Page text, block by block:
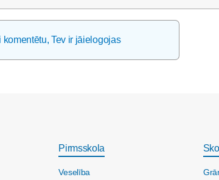
komentētu, Tev ir jāielogojas
Pirmsskola
Veselība